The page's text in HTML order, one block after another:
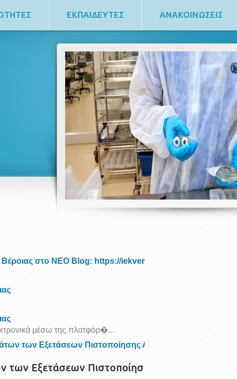
ΕΚΠΑΙΔΕΥΤΕΣ ΑΝΑΚΟΙΝΩΣΕΙΣ
Βέροιας στο ΝΕΟ Blog: https://iekverias.blogspot.com
μέσω της πλατφόρ�...
των Εξετάσεων Πιστοποίησης Αρχικής Επαγγελματικής
Εξετάσεων Πιστοποίησης Αρχικ...